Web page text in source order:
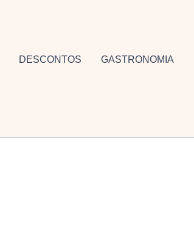
DESCONTOS GASTRONOMIA